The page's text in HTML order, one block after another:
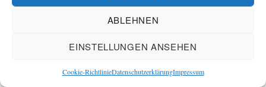
ABLEHNEN
EINSTELLUNGEN ANSEHEN
Cookie-RichtlinieDatenschutzerklärungImpressum